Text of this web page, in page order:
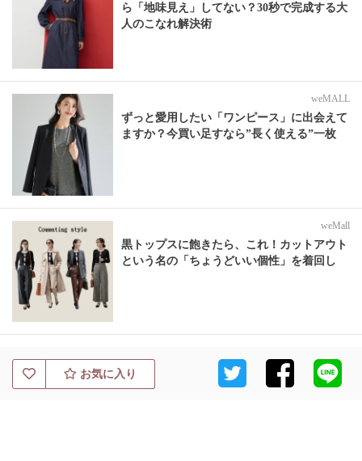
ら「地味見え」してない？30秒で完成する大
人のこなれ解決術
weMALL
ずっと愛用したい「ワンピース」に出会えて
ますか？今買い足すなら”長く使える”一枚
weMall
黒トップスに飽きたら、これ！カットアウト
という名の「ちょうどいい個性」を着回し
お気に入り